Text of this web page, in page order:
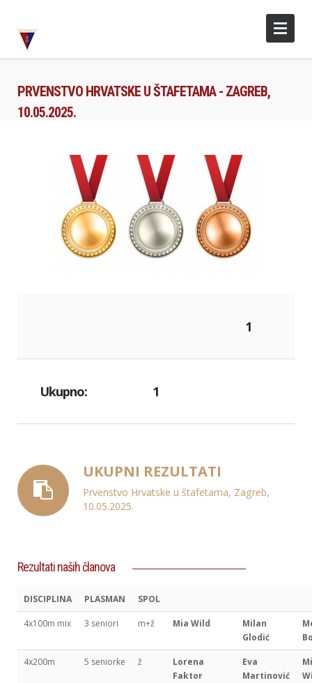
PRVENSTVO HRVATSKE U ŠTAFETAMA - ZAGREB,
10.05.2025.
1
Ukupno: 1
UKUPNI REZULTATI
Prvenstvo Hrvatske u štafetama, Zagreb,
10.05.2025.
Rezultati naših članova
DISCIPLINA PLASMAN SPOL
4x100m mix 3 seniori m+ž Mia Wild
Milan
Glodić
4x200m 5 seniorke ž
Lorena
Faktor
Eva
Martinović